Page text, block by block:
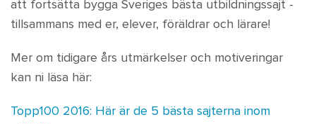
att fortsätta bygga Sveriges bästa utbildningssajt -
tillsammans med er, elever, föräldrar och lärare!
Mer om tidigare års utmärkelser och motiveringar
kan ni läsa här:
Topp100 2016: Här är de 5 bästa sajterna inom